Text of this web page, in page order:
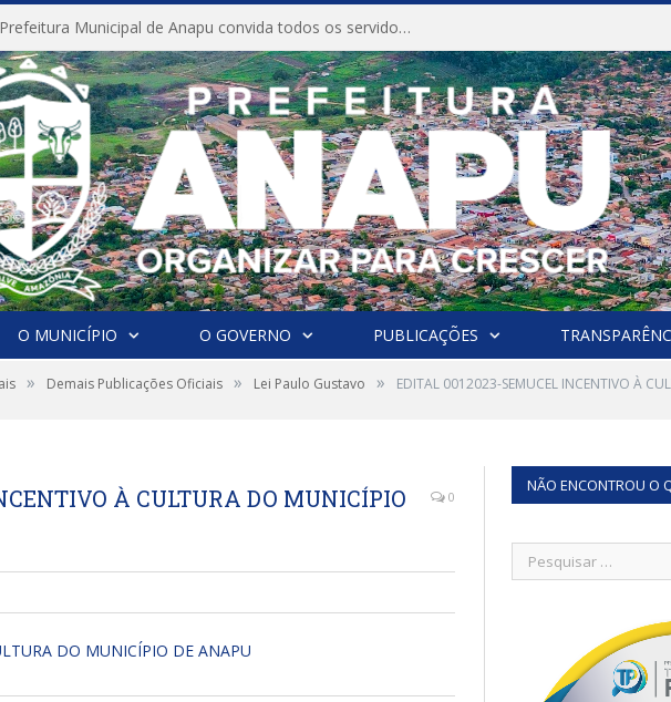
CONVITE A Prefeitura Municipal de Anapu convida todos os servidores públicos municipais para participarem da Audiência Pública de discussão da Lei de Diretrizes Orçamentárias (LDO), importante instrumento de planejamento das ações e investimentos da Administração Pública para o próximo exercício financeiro.
O MUNICÍPIO O GOVERNO PUBLICAÇÕES
» Demais Publicações Oficiais » Lei Paulo Gustavo » EDITAL 0012023-SEMUCEL INCENTIVO À
À CULTURA DO MUNICÍPIO
0
DO MUNICÍPIO DE ANAPU
NÃO ENCONTROU O